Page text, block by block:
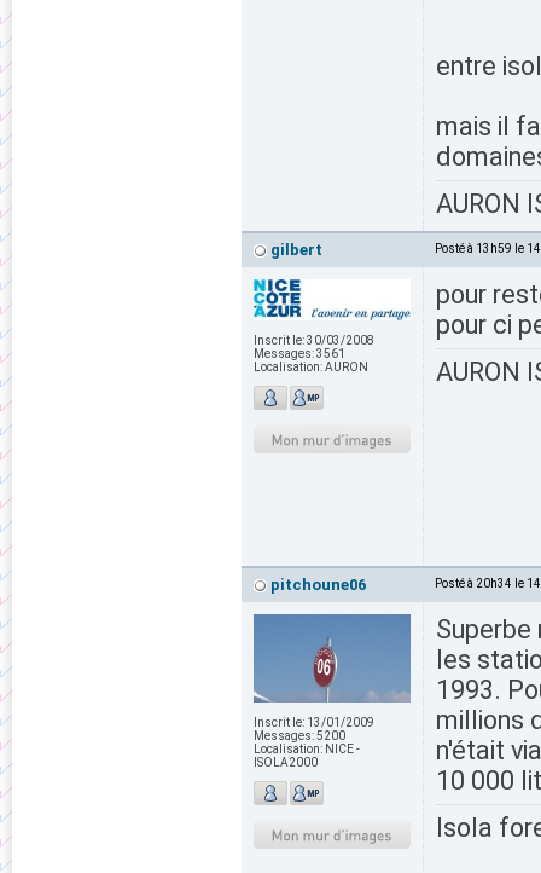
entre
mais il
AURON
gilbert Posté à 13h59 le
Inscrit le:30/03/2008
Messages:3561
Localisation:AURON
pour
pour ci
AURON
pitchoune06 Posté à 20h34 le
Inscrit le: 13/01/2009
Messages:5200
Localisation: NICE -
ISOLA2000
les
1993.
millions
n'était
10 000
Isola